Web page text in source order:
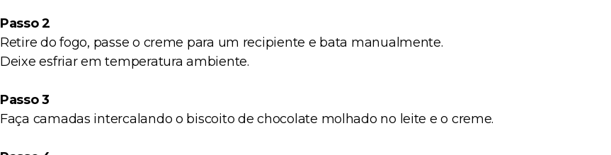
Passo 2
Retire do fogo, passe o creme para um recipiente e bata manualmente.
Deixe esfriar em temperatura ambiente.
Passo 3
Faça camadas intercalando o biscoito de chocolate molhado no leite e o creme.